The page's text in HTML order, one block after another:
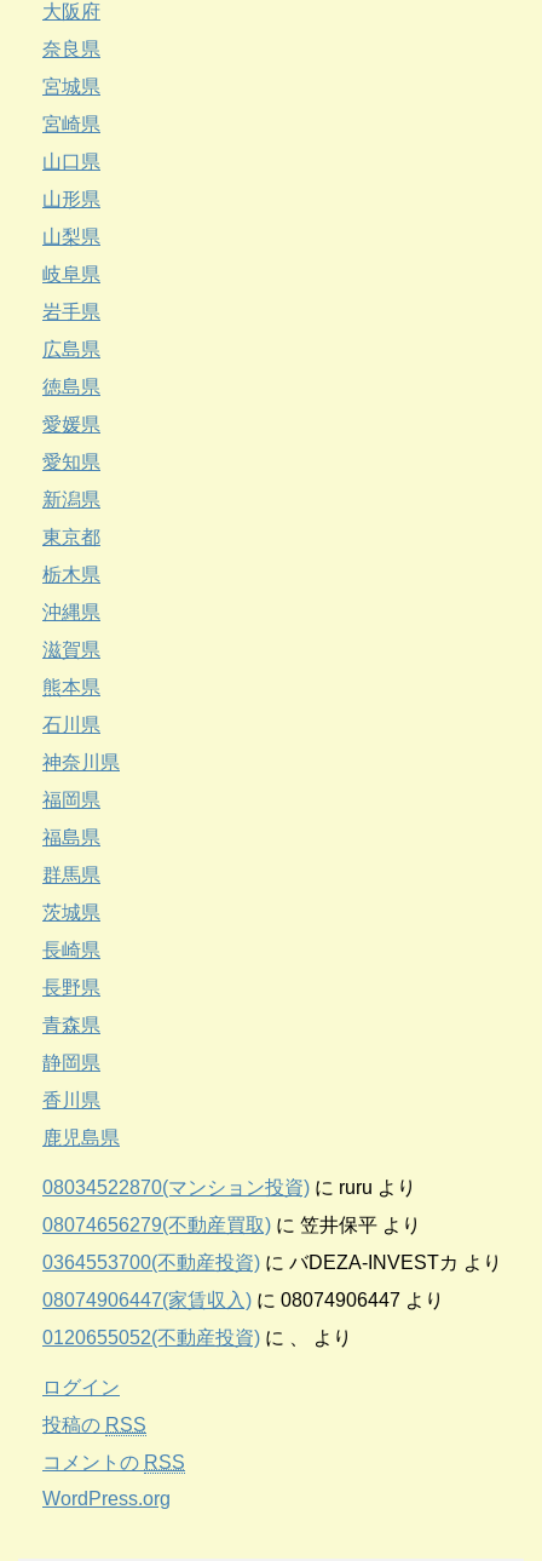
大阪府
奈良県
宮城県
宮崎県
山口県
山形県
山梨県
岐阜県
岩手県
広島県
徳島県
愛媛県
愛知県
新潟県
東京都
栃木県
沖縄県
滋賀県
熊本県
石川県
神奈川県
福岡県
福島県
群馬県
茨城県
長崎県
長野県
青森県
静岡県
香川県
鹿児島県
08034522870(マンション投資) に ruru より
08074656279(不動産買取) に 笠井保平 より
0364553700(不動産投資) に バDEZA-INVESTカ より
08074906447(家賃収入) に 08074906447 より
0120655052(不動産投資) に より
ログイン
投稿の RSS
コメントの RSS
WordPress.org